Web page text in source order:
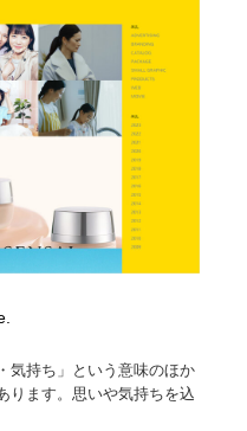
気持ち」という意味のほか
ります。思いや気持ちを込